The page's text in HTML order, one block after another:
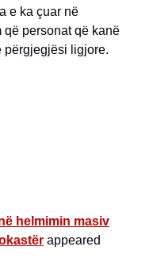
e ka çuar në
që personat që kanë
përgjegjësi ligjore.
helmimin masiv
appeared